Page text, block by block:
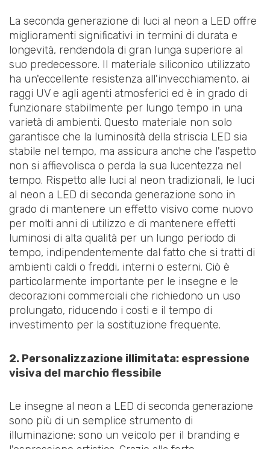
La seconda generazione di luci al neon a LED offre
miglioramenti significativi in termini di durata e
longevità, rendendola di gran lunga superiore al
suo predecessore. Il materiale siliconico utilizzato
ha un'eccellente resistenza all'invecchiamento, ai
raggi UV e agli agenti atmosferici ed è in grado di
funzionare stabilmente per lungo tempo in una
varietà di ambienti. Questo materiale non solo
garantisce che la luminosità della striscia LED sia
stabile nel tempo, ma assicura anche che l'aspetto
non si affievolisca o perda la sua lucentezza nel
tempo. Rispetto alle luci al neon tradizionali, le luci
al neon a LED di seconda generazione sono in
grado di mantenere un effetto visivo come nuovo
per molti anni di utilizzo e di mantenere effetti
luminosi di alta qualità per un lungo periodo di
tempo, indipendentemente dal fatto che si tratti di
ambienti caldi o freddi, interni o esterni. Ciò è
particolarmente importante per le insegne e le
decorazioni commerciali che richiedono un uso
prolungato, riducendo i costi e il tempo di
investimento per la sostituzione frequente.
2. Personalizzazione illimitata: espressione
visiva del marchio flessibile
Le insegne al neon a LED di seconda generazione
sono più di un semplice strumento di
illuminazione: sono un veicolo per il branding e